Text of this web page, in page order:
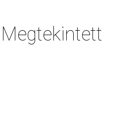
Megtekintett